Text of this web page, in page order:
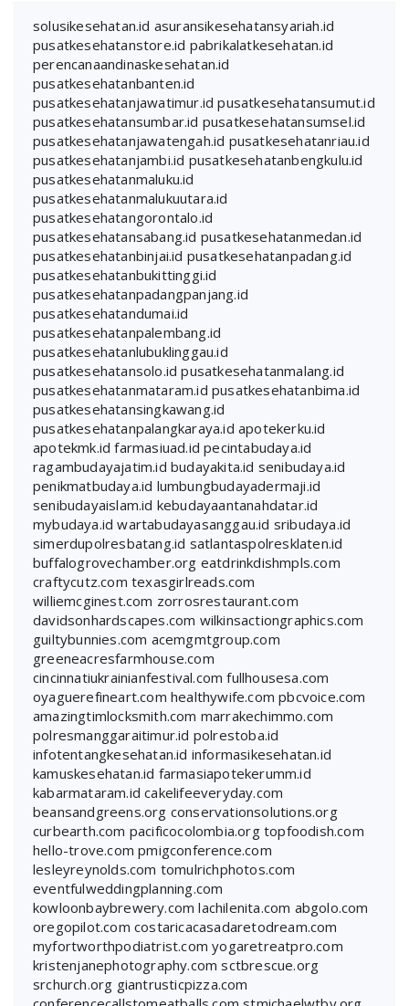
solusikesehatan.id asuransikesehatansyariah.id
pusatkesehatanstore.id pabrikalatkesehatan.id
perencanaandinaskesehatan.id
pusatkesehatanbanten.id
pusatkesehatanjawatimur.id pusatkesehatansumut.id
pusatkesehatansumbar.id pusatkesehatansumsel.id
pusatkesehatanjawatengah.id pusatkesehatanriau.id
pusatkesehatanjambi.id pusatkesehatanbengkulu.id
pusatkesehatanmaluku.id
pusatkesehatanmalukuutara.id
pusatkesehatangorontalo.id
pusatkesehatansabang.id pusatkesehatanmedan.id
pusatkesehatanbinjai.id pusatkesehatanpadang.id
pusatkesehatanbukittinggi.id
pusatkesehatanpadangpanjang.id
pusatkesehatandumai.id
pusatkesehatanpalembang.id
pusatkesehatanlubuklinggau.id
pusatkesehatansolo.id pusatkesehatanmalang.id
pusatkesehatanmataram.id pusatkesehatanbima.id
pusatkesehatansingkawang.id
pusatkesehatanpalangkaraya.id apotekerku.id
apotekmk.id farmasiuad.id pecintabudaya.id
ragambudayajatim.id budayakita.id senibudaya.id
penikmatbudaya.id lumbungbudayadermaji.id
senibudayaislam.id kebudayaantanahdatar.id
mybudaya.id wartabudayasanggau.id sribudaya.id
simerdupolresbatang.id satlantaspolresklaten.id
buffalogrovechamber.org eatdrinkdishmpls.com
craftycutz.com texasgirlreads.com
williemcginest.com zorrosrestaurant.com
davidsonhardscapes.com wilkinsactiongraphics.com
guiltybunnies.com acemgmtgroup.com
greeneacresfarmhouse.com
cincinnatiukrainianfestival.com fullhousesa.com
oyaguerefineart.com healthywife.com pbcvoice.com
amazingtimlocksmith.com marrakechimmo.com
polresmanggaraitimur.id polrestoba.id
infotentangkesehatan.id informasikesehatan.id
kamuskesehatan.id farmasiapotekerumm.id
kabarmataram.id cakelifeeveryday.com
beansandgreens.org conservationsolutions.org
curbearth.com pacificocolombia.org topfoodish.com
hello-trove.com pmigconference.com
lesleyreynolds.com tomulrichphotos.com
eventfulweddingplanning.com
kowloonbaybrewery.com lachilenita.com abgolo.com
oregopilot.com costaricacasadaretodream.com
myfortworthpodiatrist.com yogaretreatpro.com
kristenjanephotography.com sctbrescue.org
srchurch.org giantrusticpizza.com